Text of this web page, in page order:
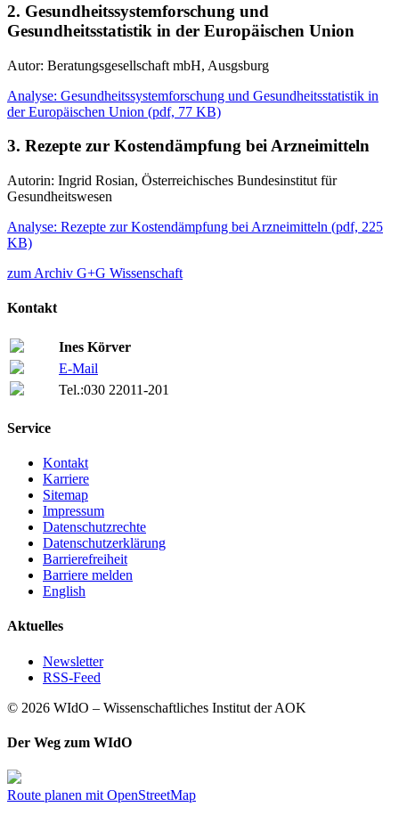
2. Gesundheitssystemforschung und
Gesundheitsstatistik in der Europäischen Union
Autor: Beratungsgesellschaft mbH, Ausgsburg
Analyse: Gesundheitssystemforschung und Gesundheitsstatistik in
der Europäischen Union (pdf, 77 KB)
3. Rezepte zur Kostendämpfung bei Arzneimitteln
Autorin: Ingrid Rosian, Österreichisches Bundesinstitut für
Gesundheitswesen
Analyse: Rezepte zur Kostendämpfung bei Arzneimitteln (pdf, 225
KB)
zum Archiv G+G Wissenschaft
Kontakt
Ines Körver
E-Mail
Tel.:030 22011-201
Service
Kontakt
Karriere
Sitemap
Impressum
Datenschutzrechte
Datenschutzerklärung
Barrierefreiheit
Barriere melden
English
Aktuelles
Newsletter
RSS-Feed
© 2026 WIdO – Wissenschaftliches Institut der AOK
Der Weg zum WIdO
Route planen mit OpenStreetMap